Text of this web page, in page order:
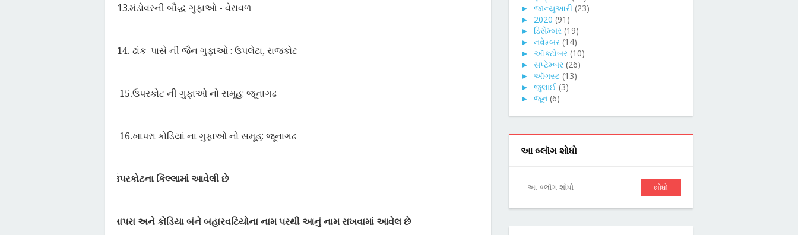
13.મંડોવરની બૌદ્ધ ગુફાઓ - વેરાવળ
14. ઢાંક પાસે ની જૈન ગુફાઓ : ઉપલેટા, રાજકોટ
15.ઉપરકોટ ની ગુફાઓ નો સમૂહ: જૂનાગઢ
16.ખાપરા કોડિયાં ના ગુફાઓ નો સમૂહ: જૂનાગઢ
ઉપરકોટના કિલ્લામાં આવેલી છે
ખાપરા અને કોડિયા બંને બહારવટિયોના નામ પરથી આનું નામ રાખવામાં આવેલ છે
► જાન્યુઆરી (23)
► 2020 (91)
► ડિસેમ્બર (19)
► નવેમ્બર (14)
► ઑક્ટોબર (10)
► સપ્ટેમ્બર (26)
► ઑગસ્ટ (13)
► જુલાઈ (3)
► જૂન (6)
આ બ્લૉગ શોધો